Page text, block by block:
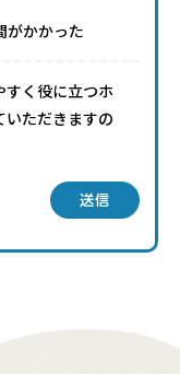
がかかった
く役に立つホ
いただきますの
送信